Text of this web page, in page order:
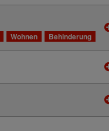
Wohnen Behinderung